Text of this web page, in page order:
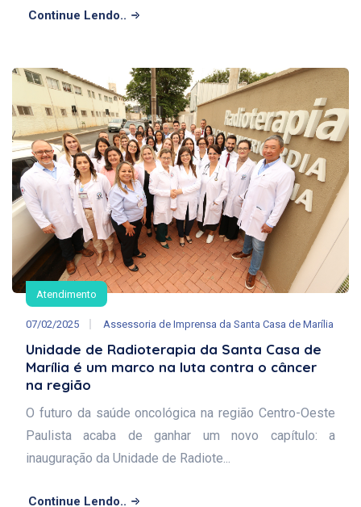
Continue Lendo..
Atendimento
07/02/2025 Assessoria de Imprensa da Santa Casa de Marília
Unidade de Radioterapia da Santa Casa de
Marília é um marco na luta contra o câncer
na região
O futuro da saúde oncológica na região Centro-Oeste
Paulista acaba de ganhar um novo capítulo: a
inauguração da Unidade de Radiote...
Continue Lendo..